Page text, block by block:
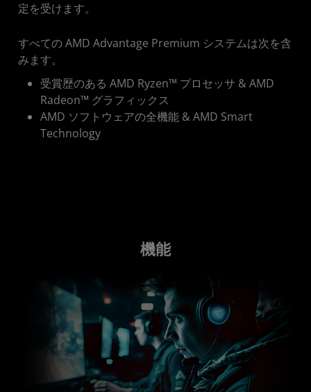
定を受けます。
すべての AMD Advantage Premium システムは次を含
みます。
受賞歴のある AMD Ryzen™ プロセッサ & AMD
Radeon™ グラフィックス
AMD ソフトウェアの全機能 & AMD Smart
Technology
機能